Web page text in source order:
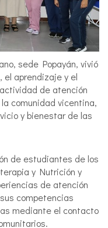
sede Popayán, vivió
el aprendizaje y el
de atención
comunidad vicentina,
y bienestar de las
de estudiantes de los
y Nutrición y
de atención
competencias
mediante el contacto